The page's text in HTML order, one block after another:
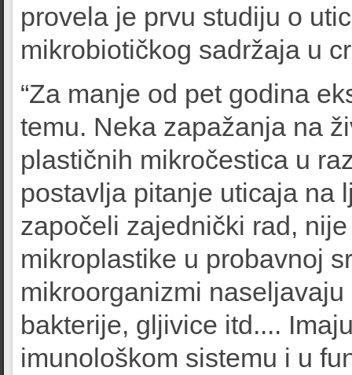
provela je prvu studiju o
mikrobiotičkog sadržaja u
“Za manje od pet godina
temu. Neka zapažanja na
plastičnih mikročestica u
postavlja pitanje uticaja na
započeli zajednički rad,
mikroplastike u probavnoj
mikroorganizmi
bakterije, gljivice itd....
imunološkom sistemu i u